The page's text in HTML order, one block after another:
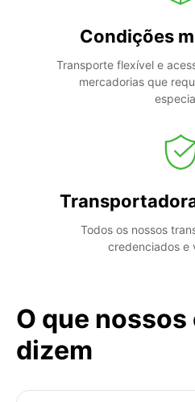
Condições
Transporte flexível e
mercadorias que
Todos os nossos
credenciados e
O que
dizem